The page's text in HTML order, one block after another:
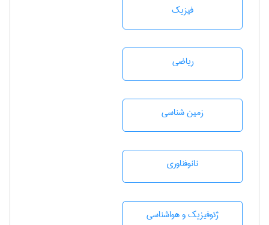
فیزیک
رياضی
زمين شناسی
نانوفناوری
ژئوفيزيك و هواشناسی